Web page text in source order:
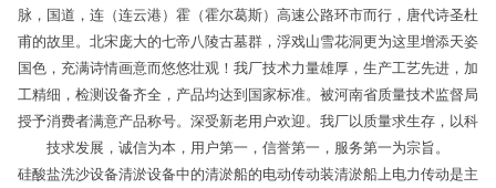
脉，国道，连（连云港）霍（霍尔葛斯）高速公路环市而行，唐代诗圣杜
甫的故里。北宋庞大的七帝八陵古墓群，浮戏山雪花洞更为这里增添天姿
国色，充满诗情画意而悠悠壮观！我厂技术力量雄厚，生产工艺先进，加
工精细，检测设备齐全，产品均达到国家标准。被河南省质量技术监督局
授予消费者满意产品称号。深受新老用户欢迎。我厂以质量求生存，以科
技求发展，诚信为本，用户第一，信誉第一，服务第一为宗旨。
硅酸盐洗沙设备清淤设备中的清淤船的电动传动装清淤船上电力传动是主